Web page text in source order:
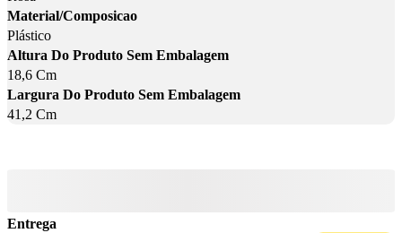
Material/Composicao
Plástico
Altura Do Produto Sem Embalagem
18,6 Cm
Largura Do Produto Sem Embalagem
41,2 Cm
Entrega